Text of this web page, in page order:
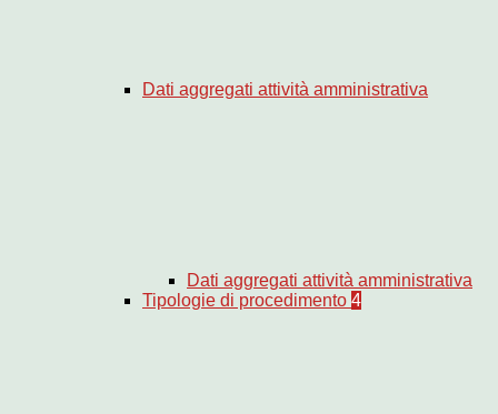
Dati aggregati attività amministrativa
Dati aggregati attività amministrativa
Tipologie di procedimento 4